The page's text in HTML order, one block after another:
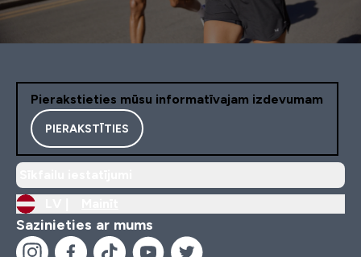
Pierakstieties mūsu informatīvajam izdevumam
PIERAKSTĪTIES
Sazinieties ar mums